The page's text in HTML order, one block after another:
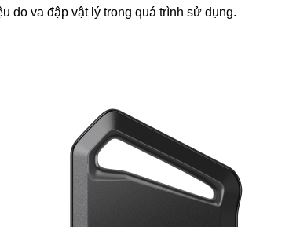
do va đập vật lý trong quá trình sử dụng.